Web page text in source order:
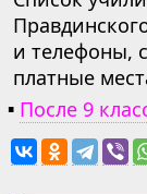
и телефоны,
платные
▪ После 9